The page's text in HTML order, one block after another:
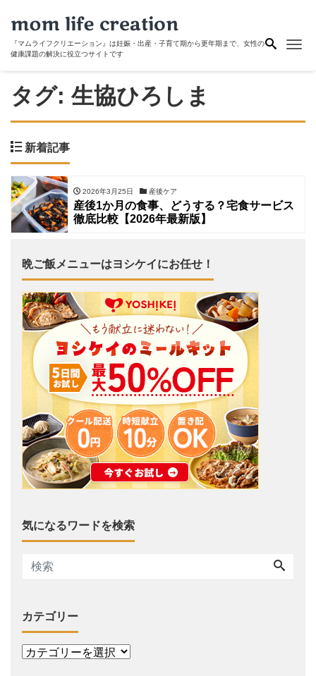
『マムライフクリエーション』は妊娠・出産・子育て期から更年期まで、女性の
健康課題の解決に役立つサイトです
タグ:生協ひろしま
新着記事
2026年3月25日 産後ケア
産後1か月の食事、どうする？宅食サービス
徹底比較【2026年最新版】
晩ご飯メニューはヨシケイにお任せ！
気になるワードを検索
カテゴリー